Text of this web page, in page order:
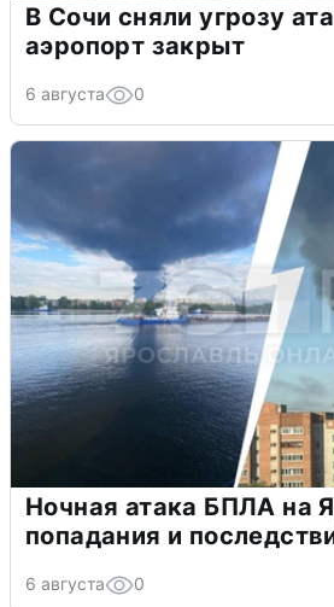
В Сочи сняли угрозу
аэропорт закрыт
6 августа 0
Ночная атака БПЛА на
попадания и
6 августа 0